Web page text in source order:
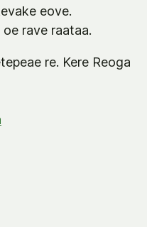
eove.
rave raataa.
re. Kere Reoga